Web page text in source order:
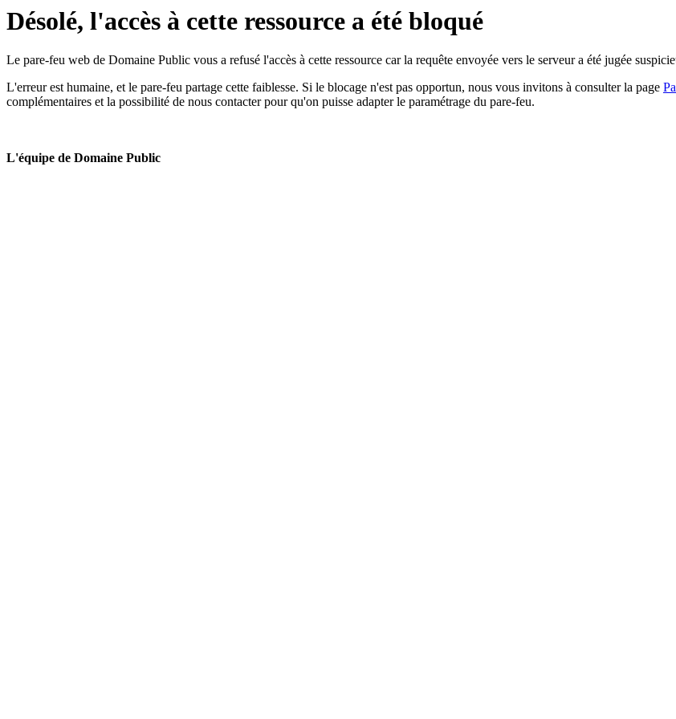
Désolé, l'accès à cette ressource a été bloqué
Le pare-feu web de Domaine Public vous a refusé l'accès à cette ressource car la requête envoyée vers le serveur a été jugée
L'erreur est humaine, et le pare-feu partage cette faiblesse. Si le blocage n'est pas opportun, nous vous invitons à consulter la page
complémentaires et la possibilité de nous contacter pour qu'on puisse adapter le paramétrage du pare-feu.
L'équipe de Domaine Public